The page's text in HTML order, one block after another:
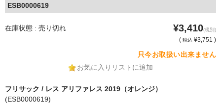
ESB0000619
在庫状態 : 売り切れ ¥3,410(税別)
( 税込 ¥3,751 )
只今お取扱い出来ません
お気に入りリストに追加
フリサック / レス アリファレス 2019（オレンジ）
(ESB0000619)